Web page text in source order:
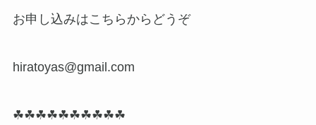
お申し込みはこちらからどうぞ
hiratoyas@gmail.com
☘☘☘☘☘☘☘☘☘☘